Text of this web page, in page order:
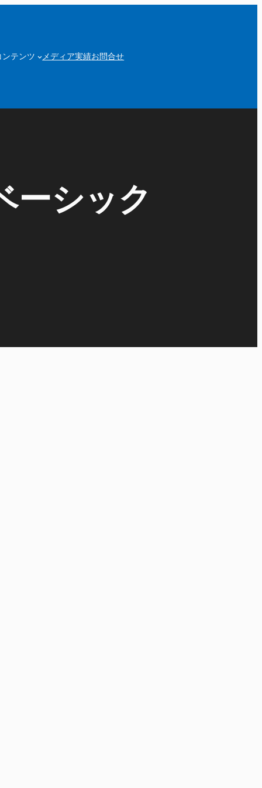
ンテンツ メディア実績お問合せ
ーシック